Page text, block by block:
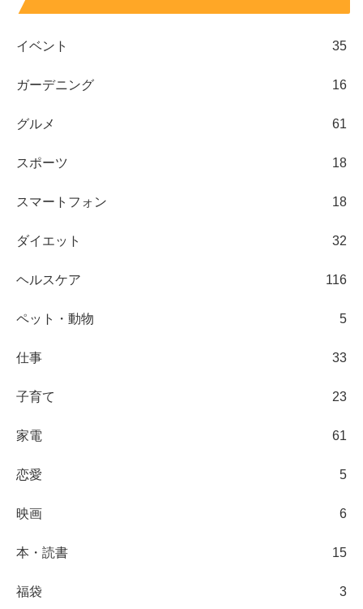
イベント 35
ガーデニング 16
グルメ 61
スポーツ 18
スマートフォン 18
ダイエット 32
ヘルスケア 116
ペット・動物 5
仕事 33
子育て 23
家電 61
恋愛 5
映画 6
本・読書 15
福袋 3